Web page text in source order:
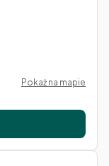
Pokaż na mapie